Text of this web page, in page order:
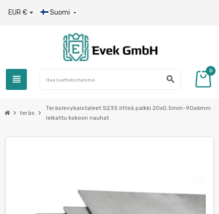
EUR € Suomi 
view_headline search
0
chevron_right teräs chevron_right
Teräslevykaistaleet S235 litteä palkki 20x0.5mm-90x6mm
leikattu kokoon nauhat